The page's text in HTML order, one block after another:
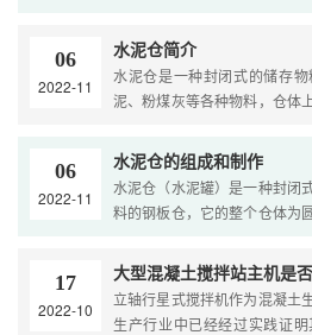
06
2022-11
水泥仓简介
水泥仓是一种封闭式的储存
泥、粉煤灰等各种物料，仓体
···
06
2022-11
水泥仓的组成和制作
水泥仓（水泥罐）是一种封闭
料的钢板仓，它的整个仓体为
17
2022-10
立轴行星式搅拌机作为混凝土
生产行业中已经经过实践证